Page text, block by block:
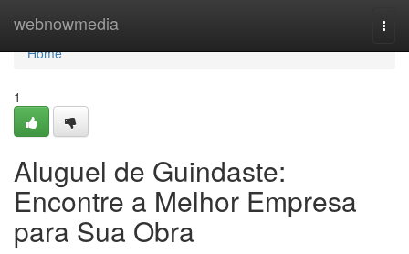
webnowmedia
Home
Home
1
Aluguel de Guindaste:
Encontre a Melhor Empresa
para Sua Obra